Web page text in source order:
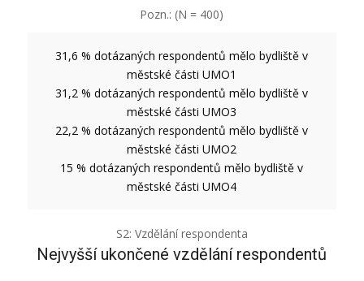
Pozn.: (N = 400)
31,6 % dotázaných respondentů mělo bydliště v
městské části UMO1
31,2 % dotázaných respondentů mělo bydliště v
městské části UMO3
22,2 % dotázaných respondentů mělo bydliště v
městské části UMO2
15 % dotázaných respondentů mělo bydliště v
městské části UMO4
S2: Vzdělání respondenta
Nejvyšší ukončené vzdělání respondentů